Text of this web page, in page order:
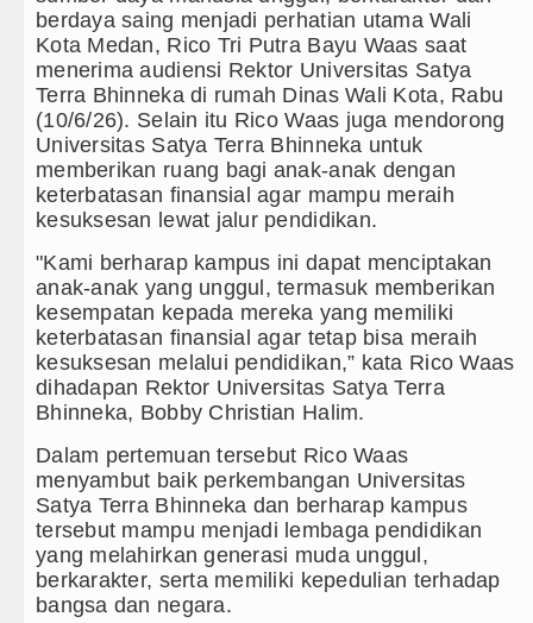
Stadium Perth Sabtu 8 Agustus 2026 Pukul 18.00
Minggu 9 Agustus 2026 di Hungaria Pukul
Sekolah di Thailand
Laga Persahabatan di Hong Kong
Hutan illegal di Karo hingga Aktor Intelektual
Nias Utara dari Hulu ke Hilir
Surati SMPN 1 Batang Angkola
Bukan Karena Penyimpangan Seksual
di Swedia 8 Agustus 2026 Pukul 22.00 WIB
Stadium Perth Sabtu 8 Agustus 2026 Pukul 18.00
Minggu 9 Agustus 2026 di Hungaria Pukul
berdaya saing menjadi perhatian utama Wali
Kota Medan, Rico Tri Putra Bayu Waas saat
menerima audiensi Rektor Universitas Satya
Terra Bhinneka di rumah Dinas Wali Kota, Rabu
(10/6/26). Selain itu Rico Waas juga mendorong
Universitas Satya Terra Bhinneka untuk
memberikan ruang bagi anak-anak dengan
keterbatasan finansial agar mampu meraih
kesuksesan lewat jalur pendidikan.
"Kami berharap kampus ini dapat menciptakan
anak-anak yang unggul, termasuk memberikan
kesempatan kepada mereka yang memiliki
keterbatasan finansial agar tetap bisa meraih
kesuksesan melalui pendidikan,” kata Rico Waas
dihadapan Rektor Universitas Satya Terra
Bhinneka, Bobby Christian Halim.
Dalam pertemuan tersebut Rico Waas
menyambut baik perkembangan Universitas
Satya Terra Bhinneka dan berharap kampus
tersebut mampu menjadi lembaga pendidikan
yang melahirkan generasi muda unggul,
berkarakter, serta memiliki kepedulian terhadap
bangsa dan negara.